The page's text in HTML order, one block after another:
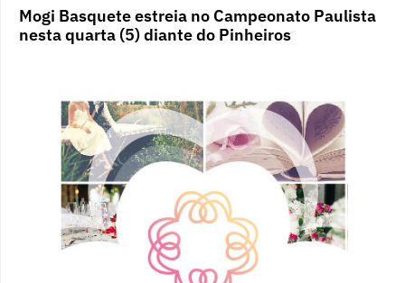
Mogi Basquete estreia no Campeonato Paulista
nesta quarta (5) diante do Pinheiros